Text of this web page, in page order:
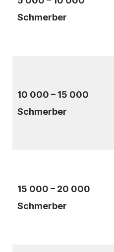
Schmerber
10 000 – 15 000
Schmerber
15 000 – 20 000
Schmerber